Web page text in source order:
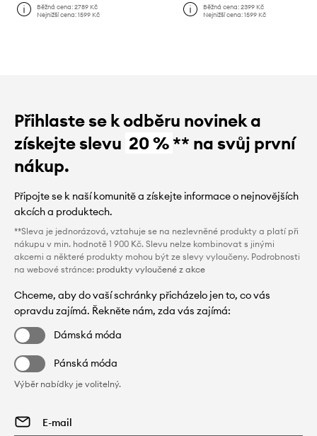
Běžná cena:2789 Kč
Nejnižší cena:1599 Kč
Běžná cena: 2399 Kč
Nejnižší cena: 1599 Kč
Přihlaste se k odběru novinek a
získejte slevu 20 %** na svůj první
nákup.
Připojte se k naší komunitě a získejte informace o nejnovějších
akcích a produktech.
**Sleva je jednorázová, vztahuje se na nezlevněné produkty a platí při
nákupu v min. hodnotě 1 900 Kč. Slevu nelze kombinovat s jinými
akcemi a některé produkty mohou být ze slevy vyloučeny. Podrobnosti
na webové stránce: produkty vyloučené z akce
Chceme, aby do vaší schránky přicházelo jen to, co vás
opravdu zajímá. Řekněte nám, zda vás zajímá:
Dámská móda
Pánská móda
Výběr nabídky je volitelný.